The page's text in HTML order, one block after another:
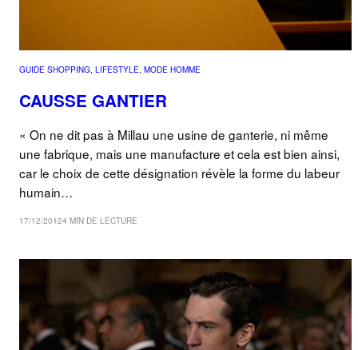
GUIDE SHOPPING, LIFESTYLE, MODE HOMME
CAUSSE GANTIER
« On ne dit pas à Millau une usine de ganterie, ni même
une fabrique, mais une manufacture et cela est bien ainsi,
car le choix de cette désignation révèle la forme du labeur
humain…
17/12/20124 MIN DE LECTURE